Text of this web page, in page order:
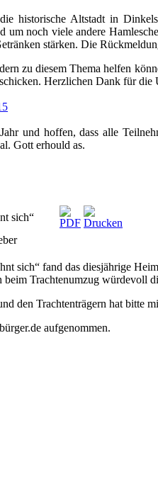
historische Altstadt in
um noch viele andere
stärken. Die
zu diesem Thema helfen
Herzlichen Dank für die
und hoffen, dass alle
Gott erhould as.
sich“
sich“ fand das diesjährige
beim Trachtenumzug würdevoll
den Trachtenträgern hat bitte
aufgenommen.